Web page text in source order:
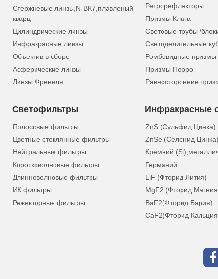
Стержневые линзы,N-BK7,плавленый
кварц
Цилиндрические линзы
Инфракрасные линзы
Объектив в сборе
Асферические линзы
Линзы Френеля
Ретрорефлекторы
Призмы Клага
Световые трубы /
Светоделительные
Ромбовидные призмы
Призмы Порро
Равносторонние
Светофильтры
Полосовые фильтры
Цветные стеклянные фильтры
Нейтральные фильтры
Коротковолновые фильтры
Длинноволновые фильтры
ИК фильтры
Режекторные фильтры
Инфракрасные
ZnS (Сульфид Цинка)
ZnSe (Селенид Цинка)
Кремний
Германий
LiF (Фторид Лития)
MgF2 (Фторид
BaF2(Фторид Бария)
CaF2(Фторид